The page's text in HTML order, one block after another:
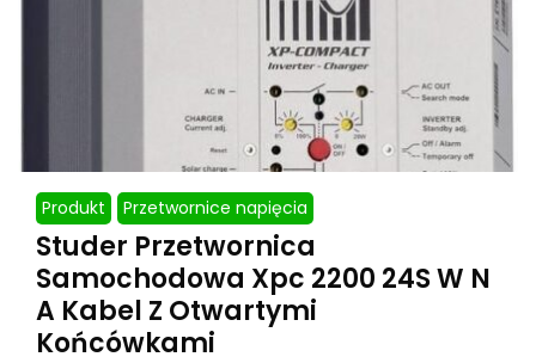
Produkt Przetwornice napięcia
Studer Przetwornica
Samochodowa Xpc 2200 24S W N
A Kabel Z Otwartymi
Końcówkami